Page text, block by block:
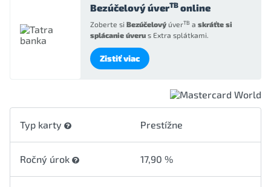
Bezúčelový úverTB online
Zoberte si Bezúčelový úverTB a skráťte si
splácanie úveru s Extra splátkami.
Zistiť viac
Typ karty Prestížne
Ročný úrok 17,90 %